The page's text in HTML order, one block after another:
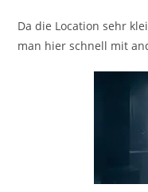
Da die Location sehr
man hier schnell mit